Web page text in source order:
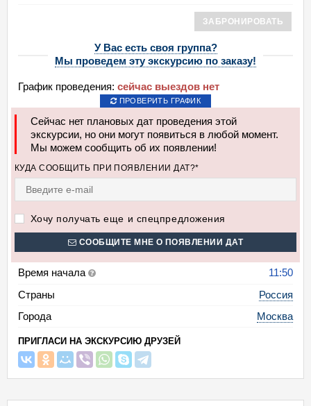
ЗАБРОНИРОВАТЬ
У Вас есть своя группа?
Мы проведем эту экскурсию по заказу!
График проведения: сейчас выездов нет
ПРОВЕРИТЬ ГРАФИК
Сейчас нет плановых дат проведения этой
экскурсии, но они могут появиться в любой момент.
Мы можем сообщить об их появлении!
КУДА СООБЩИТЬ ПРИ ПОЯВЛЕНИИ ДАТ?*
Хочу получать еще и спецпредложения
СООБЩИТЕ МНЕ О ПОЯВЛЕНИИ ДАТ
Время начала
11:50
Страны
Россия
Города
Москва
ПРИГЛАСИ НА ЭКСКУРСИЮ ДРУЗЕЙ